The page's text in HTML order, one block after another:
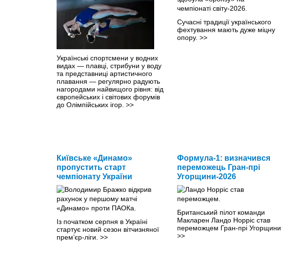
Українські спортсмени у водних
видах — плавці, стрибуни у воду
та представниці артистичного
плавання — регулярно радують
нагородами найвищого рівня: від
європейських і світових форумів
до Олімпійських ігор. >>
Сучасні традиції українського
фехтування мають дуже міцну
опору. >>
Київське «Динамо»
пропустить старт
чемпіонату України
Із початком серпня в Україні
стартує новий сезон вітчизняної
прем’єр-ліги. >>
Формула-1: визначився
переможець Гран-прі
Угорщини-2026
Британський пілот команди
Макларен Ландо Норріс став
переможцем Гран-прі Угорщини.
>>